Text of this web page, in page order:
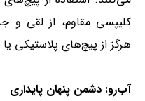
کلیپسی مقاوم، از لقی و
هرگز از پیچ‌های پلاستیکی
آب‌رو: دشمن پنهان پایداری